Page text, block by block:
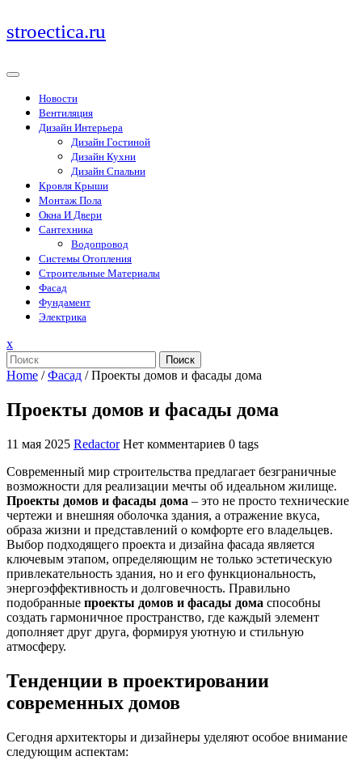
Перейти
к
stroectica.ru
Новости
Вентиляция
Дизайн Интерьера
Дизайн Гостиной
Дизайн Кухни
Дизайн Спальни
Кровля Крыши
Монтаж Пола
Окна И Двери
Сантехника
Водопровод
Системы Отопления
Строительные Материалы
Фасад
Фундамент
Электрика
xЗакрыть
меню
Поиск
Home /Фасад /Проекты домов и фасады дома
Проекты домов и фасады дома
11 мая 2025 Redactor Нет комментариев 0 tags
Современный мир строительства предлагает безграничные
возможности для реализации мечты об идеальном жилище.
Проекты домов и фасады дома – это не просто технические
чертежи и внешняя оболочка здания, а отражение вкуса,
образа жизни и представлений о комфорте его владельцев.
Выбор подходящего проекта и дизайна фасада является
ключевым этапом, определяющим не только эстетическую
привлекательность здания, но и его функциональность,
энергоэффективность и долговечность. Правильно
подобранные проекты домов и фасады дома способны
создать гармоничное пространство, где каждый элемент
дополняет друг друга, формируя уютную и стильную
атмосферу.
Тенденции в проектировании
современных домов
Сегодня архитекторы и дизайнеры уделяют особое внимание
следующим аспектам: